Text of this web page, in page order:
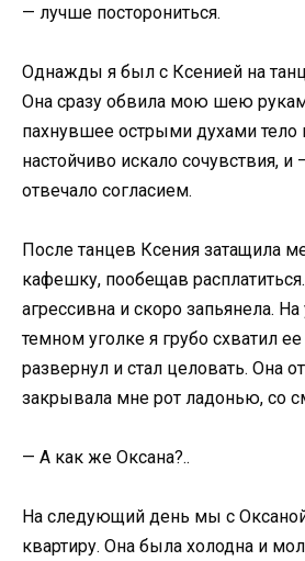
— лучше посторониться.
Однажды я был c Ксенией на
Она сразу обвила мою шею
пахнувшее острыми духами тело
настойчиво искало сочувствия,
отвечало согласием.
После танцев Ксения затащила
кафешку, пообещав
агрессивна и скоро запьянела.
темном уголке я грубо схватил ее
развернул и стал целовать. Она
закрывала мне рот ладонью, со
— А как же Оксана?..
На следующий день мы с
квартиру. Она была холодна и